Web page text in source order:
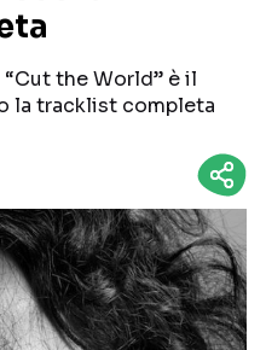
the World” è il
la tracklist completa